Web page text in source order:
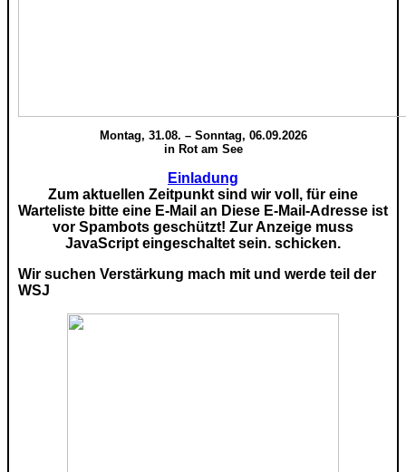
Montag, 31.08. – Sonntag, 06.09.2026
in Rot am See
Einladung
Zum aktuellen Zeitpunkt sind wir voll, für eine
Warteliste bitte eine E-Mail an Diese E-Mail-Adresse ist
vor Spambots geschützt! Zur Anzeige muss
JavaScript eingeschaltet sein. schicken.
Wir suchen Verstärkung mach mit und werde teil der
WSJ